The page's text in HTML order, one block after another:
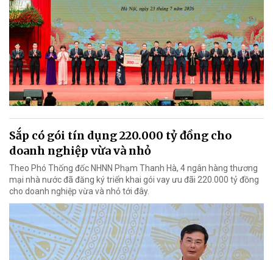
Sắp có gói tín dụng 220.000 tỷ đồng cho
doanh nghiệp vừa và nhỏ
Theo Phó Thống đốc NHNN Phạm Thanh Hà, 4 ngân hàng thương
mại nhà nước đã đăng ký triển khai gói vay ưu đãi 220.000 tỷ đồng
cho doanh nghiệp vừa và nhỏ tới đây.